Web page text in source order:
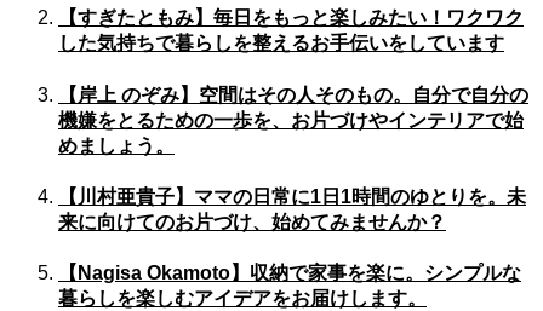
【すぎたともみ】毎日をもっと楽しみたい！ワクワク
した気持ちで暮らしを整えるお手伝いをしています
【岸上 のぞみ】空間はその人そのもの。自分で自分の
機嫌をとるための一歩を、お片づけやインテリアで始
めましょう。
【川村亜貴子】ママの日常に1日1時間のゆとりを。未
来に向けてのお片づけ、始めてみませんか？
【Nagisa Okamoto】収納で家事を楽に。シンプルな
暮らしを楽しむアイデアをお届けします。